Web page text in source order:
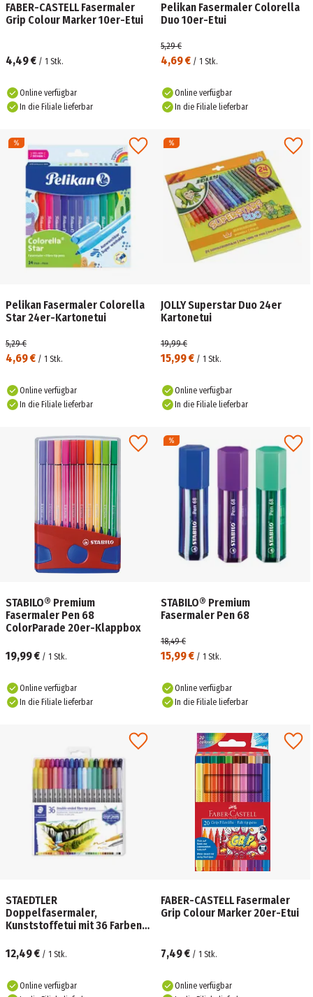
FABER-CASTELL Fasermaler
Grip Colour Marker 10er-Etui
4,49 € / 1 Stk.
Online verfügbar
In die Filiale lieferbar
Pelikan Fasermaler Colorella
Duo 10er-Etui
4,69 € / 1 Stk.
5,29 €
Online verfügbar
In die Filiale lieferbar
Pelikan Fasermaler Colorella
Star 24er-Kartonetui
4,69 € / 1 Stk.
5,29 €
Online verfügbar
In die Filiale lieferbar
JOLLY Superstar Duo 24er
Kartonetui
15,99 € / 1 Stk.
19,99 €
Online verfügbar
In die Filiale lieferbar
STABILO® Premium
Fasermaler Pen 68
ColorParade 20er-Klappbox
19,99 € / 1 Stk.
Online verfügbar
In die Filiale lieferbar
STABILO® Premium
Fasermaler Pen 68
15,99 € / 1 Stk.
18,49 €
Online verfügbar
In die Filiale lieferbar
STAEDTLER
Doppelfasermaler,
Kunststoffetui mit 36 Farben
Journey"
12,49 € / 1 Stk.
Online verfügbar
FABER-CASTELL Fasermaler
Grip Colour Marker 20er-Etui
7,49 € / 1 Stk.
Online verfügbar